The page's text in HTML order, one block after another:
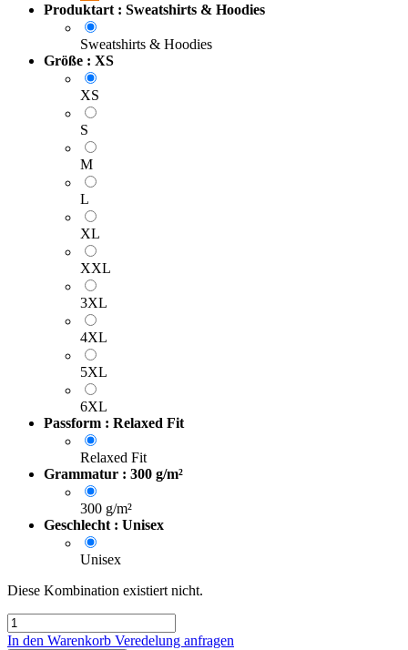
Produktart : Sweatshirts & Hoodies
Sweatshirts & Hoodies
Größe : XS
XS
S
M
L
XL
XXL
3XL
4XL
5XL
6XL
Passform : Relaxed Fit
Relaxed Fit
Grammatur : 300 g/m²
300 g/m²
Geschlecht : Unisex
Unisex
Diese Kombination existiert nicht.
In den Warenkorb Veredelung anfragen